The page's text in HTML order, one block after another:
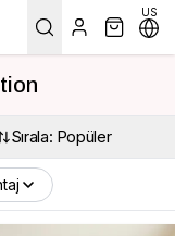
US
Sırala: Popüler